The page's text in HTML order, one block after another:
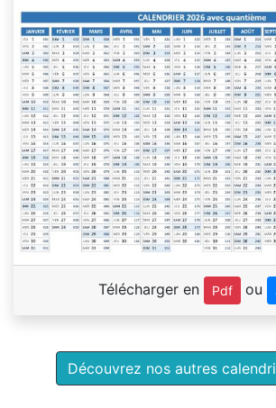
Télécharger en Pdf ou
Découvrez nos autres